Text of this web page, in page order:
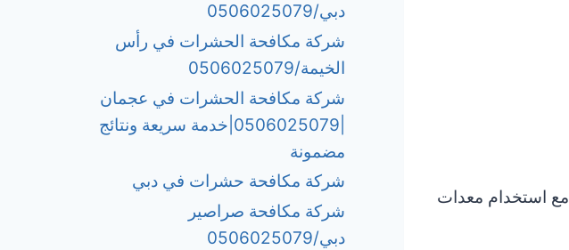
استخدام معدات
دبي/0506025079
شركة مكافحة الحشرات في رأس
الخيمة/0506025079
شركة مكافحة الحشرات في عجمان
|0506025079|خدمة سريعة ونتائج
مضمونة
شركة مكافحة حشرات في دبي
شركة مكافحة صراصير
دبي/0506025079